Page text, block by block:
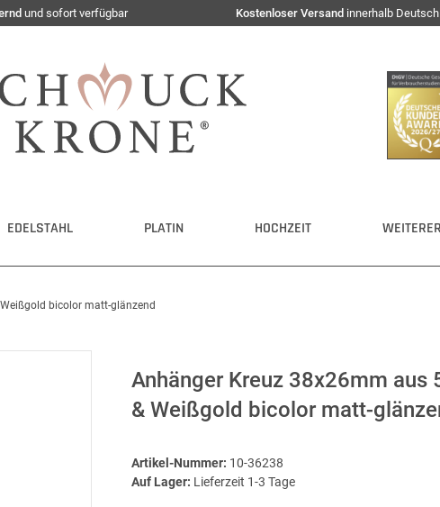
und sofort verfügbar Kostenloser Versand innerhalb
EDELSTAHL PLATIN HOCHZEIT
bicolor matt-glänzend
Anhänger Kreuz 38x26mm aus
& Weißgold bicolor matt-
Artikel-Nummer: 10-36238
Auf Lager: Lieferzeit 1-3 Tage